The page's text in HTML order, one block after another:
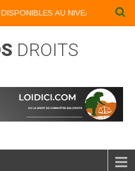
AU NIVEAU DU
DROITS